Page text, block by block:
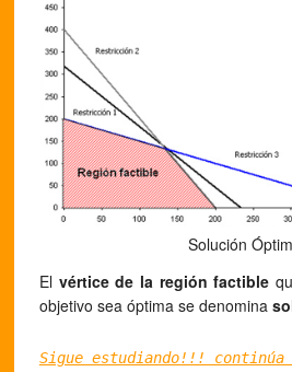
Solución
El vértice de la región factible
objetivo sea óptima se denomina
Sigue estudiando!!! continúa